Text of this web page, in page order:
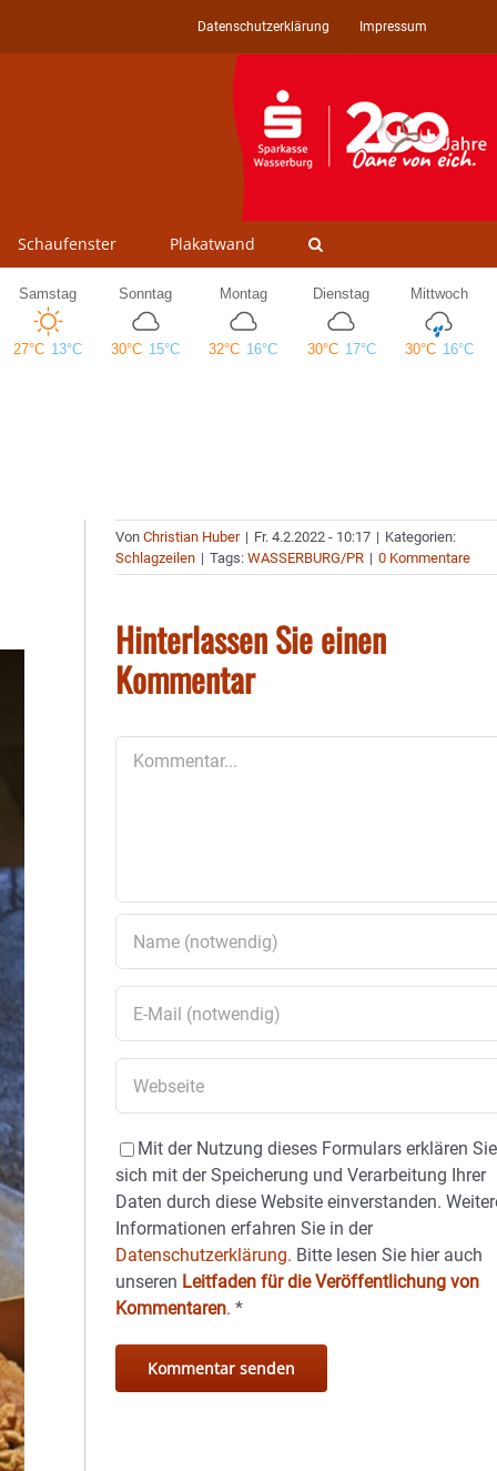
Datenschutzerklärung Impressum
Schaufenster Plakatwand
VonChristian Huber | Fr. 4.2.2022 - 10:17 | Kategorien:
Schlagzeilen | Tags:WASSERBURG/PR | 0 Kommentare
Hinterlassen Sie einen
Kommentar
Mit der Nutzung dieses Formulars erklären Sie
sich mit der Speicherung und Verarbeitung Ihrer
Daten durch diese Website einverstanden.
Informationen erfahren Sie in der
Datenschutzerklärung. Bitte lesen Sie hier auch
unseren Leitfaden für die Veröffentlichung von
Kommentaren.*